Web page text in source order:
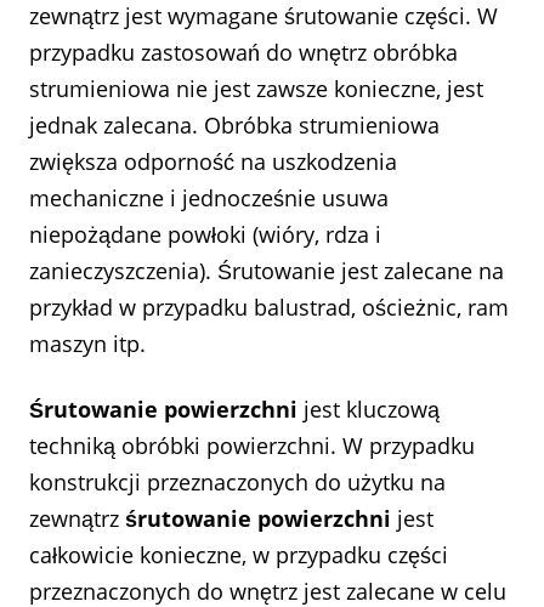
zewnątrz jest wymagane śrutowanie części. W
przypadku zastosowań do wnętrz obróbka
strumieniowa nie jest zawsze konieczne, jest
jednak zalecana. Obróbka strumieniowa
zwiększa odporność na uszkodzenia
mechaniczne i jednocześnie usuwa
niepożądane powłoki (wióry, rdza i
zanieczyszczenia). Śrutowanie jest zalecane na
przykład w przypadku balustrad, ościeżnic, ram
maszyn itp.
Śrutowanie powierzchni jest kluczową
techniką obróbki powierzchni. W przypadku
konstrukcji przeznaczonych do użytku na
zewnątrz śrutowanie powierzchni jest
całkowicie konieczne, w przypadku części
przeznaczonych do wnętrz jest zalecane w celu